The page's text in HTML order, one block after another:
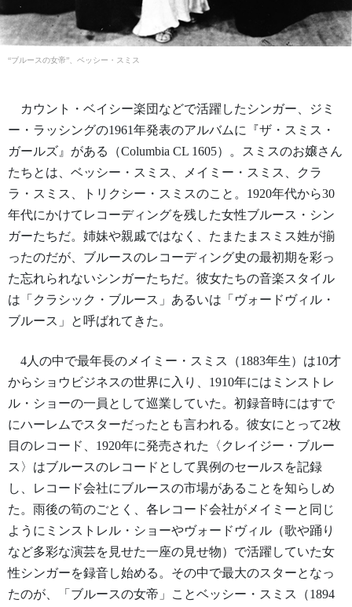
“ブルースの女帝”、ベッシー・スミス
カウント・ベイシー楽団などで活躍したシンガー、ジミ
ー・ラッシングの1961年発表のアルバムに『ザ・スミス・
ガールズ』がある（Columbia CL 1605）。スミスのお嬢さん
たちとは、ベッシー・スミス、メイミー・スミス、クラ
ラ・スミス、トリクシー・スミスのこと。1920年代から30
年代にかけてレコーディングを残した女性ブルース・シン
ガーたちだ。姉妹や親戚ではなく、たまたまスミス姓が揃
ったのだが、ブルースのレコーディング史の最初期を彩っ
た忘れられないシンガーたちだ。彼女たちの音楽スタイル
は「クラシック・ブルース」あるいは「ヴォードヴィル・
ブルース」と呼ばれてきた。
4人の中で最年長のメイミー・スミス（1883年生）は10才
からショウビジネスの世界に入り、1910年にはミンストレ
ル・ショーの一員として巡業していた。初録音時にはすで
にハーレムでスターだったとも言われる。彼女にとって2枚
目のレコード、1920年に発売された〈クレイジー・ブルー
ス〉はブルースのレコードとして異例のセールスを記録
し、レコード会社にブルースの市場があることを知らしめ
た。雨後の筍のごとく、各レコード会社がメイミーと同じ
ようにミンストレル・ショーやヴォードヴィル（歌や踊り
など多彩な演芸を見せた一座の見せ物）で活躍していた女
性シンガーを録音し始める。その中で最大のスターとなっ
たのが、「ブルースの女帝」ことベッシー・スミス（1894